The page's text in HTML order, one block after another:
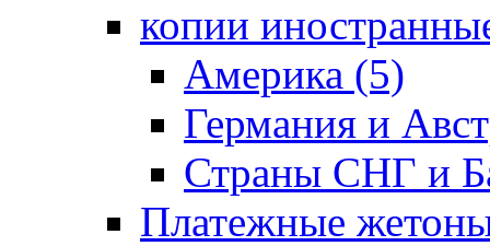
копии
Америка (5)
Германия и
Страны СНГ и
Платежные